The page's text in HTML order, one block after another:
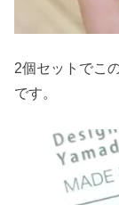
2個セットでこ
です。